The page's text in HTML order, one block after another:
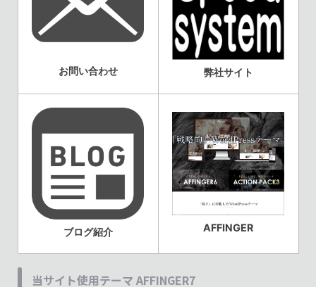
お問い合わせ 弊社サイト
ブログ紹介 AFFINGER
当サイト使用テーマ AFFINGER7